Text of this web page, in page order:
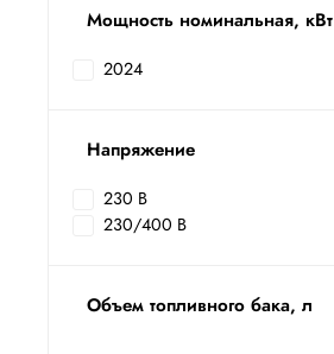
Мощность номинальная, кВт
2024
Напряжение
230 В
230/400 В
Объем топливного бака, л